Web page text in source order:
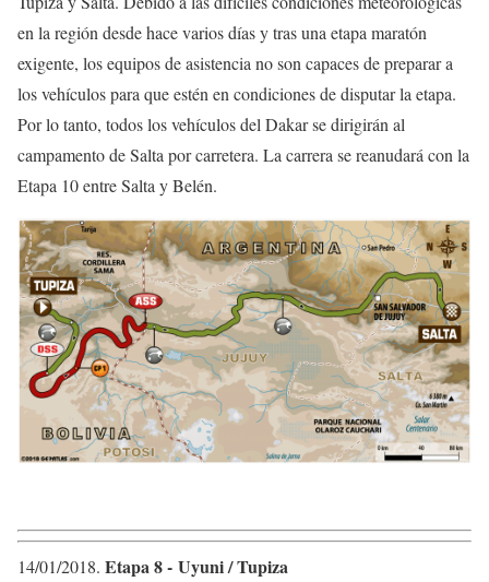
en la región desde hace varios días y tras una etapa maratón
exigente, los equipos de asistencia no son capaces de preparar a
los vehículos para que estén en condiciones de disputar la etapa.
Por lo tanto, todos los vehículos del Dakar se dirigirán al
campamento de Salta por carretera. La carrera se reanudará con la
Etapa 10 entre Salta y Belén.
14/01/2018​. Etapa 8 ​- Uyuni / Tupiza​